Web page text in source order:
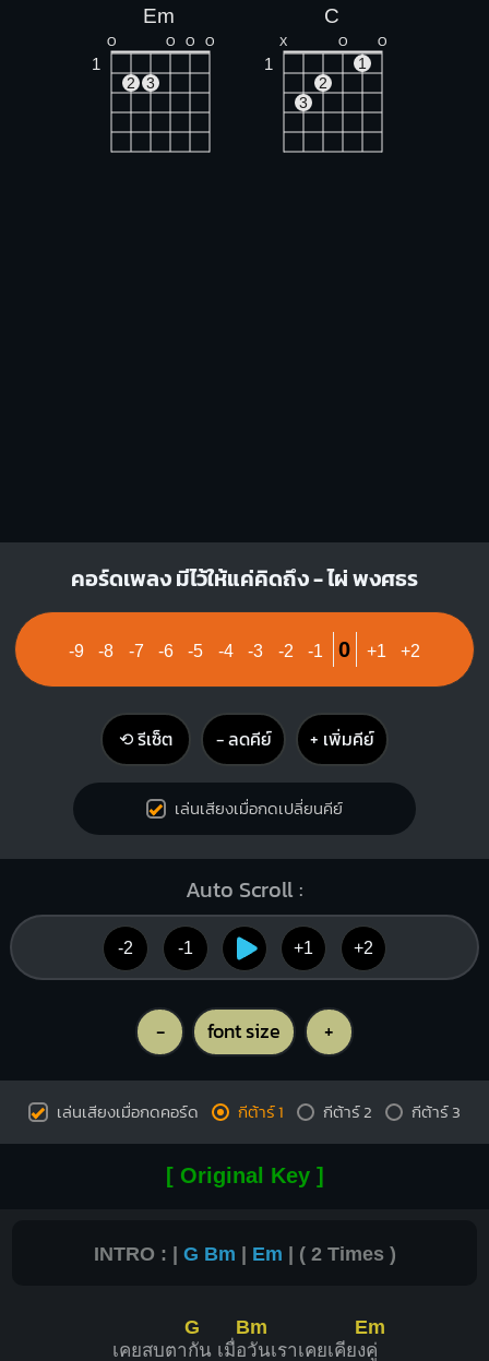
Em
O O O O
1
2 3
C
X O O
1
1
2
3
คอร์ดเพลง มีไว้ให้แค่คิดถึง - ไผ่ พงศธร
-9 -8 -7 -6 -5 -4 -3 -2 -1 0 +1 +2
⟲ รีเซ็ต − ลดคีย์ + เพิ่มคีย์
เล่นเสียงเมื่อกดเปลี่ยนคีย์
Auto Scroll :
-2 -1 +1 +2
- font size +
เล่นเสียงเมื่อกดคอร์ด กีต้าร์ 1 กีต้าร์ 2 กีต้าร์ 3
[ Original Key ]
INTRO : | G Bm | Em | ( 2 Times )
เคยสบตา
G
กัน เมื่อ
Bm
วันเราเคยเคียง
Em
คู่